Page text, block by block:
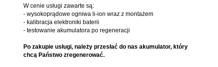
W cenie usługi zawarte są:
- wysokoprądowe ogniwa li-ion wraz z montażem
- kalibracja elektroniki baterii
- testowanie akumulatora po regeneracji
Po zakupie usługi, należy przesłać do nas akumulator, który
chcą Państwo zregenerować.